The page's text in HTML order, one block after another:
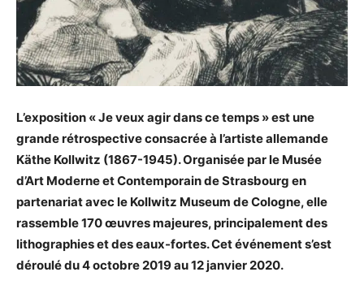
L’exposition « Je veux agir dans ce temps » est une
grande rétrospective consacrée à l’artiste allemande
Käthe Kollwitz (1867-1945). Organisée par le Musée
d’Art Moderne et Contemporain de Strasbourg en
partenariat avec le Kollwitz Museum de Cologne, elle
rassemble 170 œuvres majeures, principalement des
lithographies et des eaux-fortes. Cet événement s’est
déroulé du 4 octobre 2019 au 12 janvier 2020.